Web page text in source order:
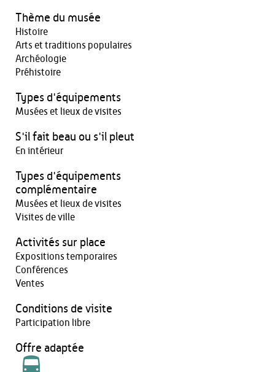
Thème du musée
Histoire
Arts et traditions populaires
Archéologie
Préhistoire
Types d'équipements
Musées et lieux de visites
S'il fait beau ou s'il pleut
En intérieur
Types d'équipements
complémentaire
Musées et lieux de visites
Visites de ville
Activités sur place
Expositions temporaires
Conférences
Ventes
Conditions de visite
Participation libre
Offre adaptée